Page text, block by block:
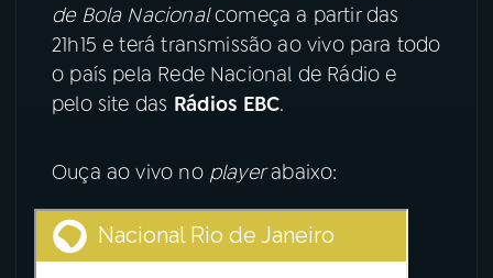
Instagram X
TikTok
de Bola Nacionalcomeça a partir das
21h15 e terá transmissão ao vivo para todo
o país pela Rede Nacional de Rádio e
pelo site das Rádios EBC.
Ouça ao vivo no playerabaixo: